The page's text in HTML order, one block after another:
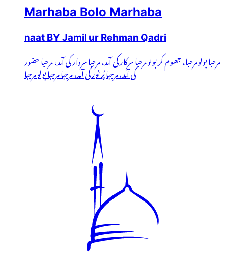
Marhaba Bolo Marhaba
naat BY Jamil ur Rehman Qadri
مرحبا بولو مرحبا، جھوم کر بولو مرحبا سرکار کی آمد، مرحبا سردار کی آمد، مرحبا حضور
کی آمد، مرحبا پُر نور کی آمد، مرحبا مرحبا بولو مرحبا